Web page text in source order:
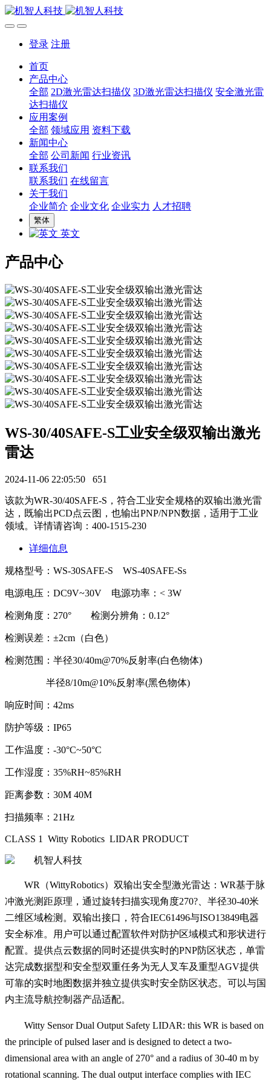
登录 注册
首页
产品中心
全部 2D激光雷达扫描仪 3D激光雷达扫描仪 安全激光雷
达扫描仪
应用案例
全部 领域应用 资料下载
新闻中心
全部 公司新闻 行业资讯
联系我们
联系我们 在线留言
关于我们
企业简介 企业文化 企业实力 人才招聘
繁体
英文
产品中心
WS-30/40SAFE-S工业安全级双输出激光
雷达
2024-11-06 22:05:50 651
该款为WR-30/40SAFE-S，符合工业安全规格的双输出激光雷
达，既输出PCD点云图，也输出PNP/NPN数据，适用于工业
领域。详情请咨询：400-1515-230
详细信息
规格型号：WS-30SAFE-S WS-40SAFE-Ss
电源电压：DC9V~30V 电源功率：< 3W
检测角度：270° 检测分辨角：0.12°
检测误差：±2cm（白色）
检测范围：半径30/40m@70%反射率(白色物体)
半径8/10m@10%反射率(黑色物体)
响应时间：42ms
防护等级：IP65
工作温度：-30°C~50°C
工作湿度：35%RH~85%RH
距离参数：30M 40M
扫描频率：21Hz
CLASS 1 Witty Robotics LIDAR PRODUCT
WR（WittyRobotics）双输出安全型激光雷达：WR基于脉
冲激光测距原理，通过旋转扫描实现角度270?、半径30-40米
二维区域检测。双输出接口，符合IEC61496与ISO13849电器
安全标准。用户可以通过配置软件对防护区域模式和形状进行
配置。提供点云数据的同时还提供实时的PNP防区状态，单雷
达完成数据型和安全型双重任务为无人叉车及重型AGV提供
可靠的实时地图数据并独立提供实时安全防区状态。可以与国
内主流导航控制器产品适配。
Witty Sensor Dual Output Safety LIDAR: this WR is based on
the principle of pulsed laser and is designed to detect a two-
dimensional area with an angle of 270° and a radius of 30-40 m by
rotational scanning. The dual output interface complies with IEC